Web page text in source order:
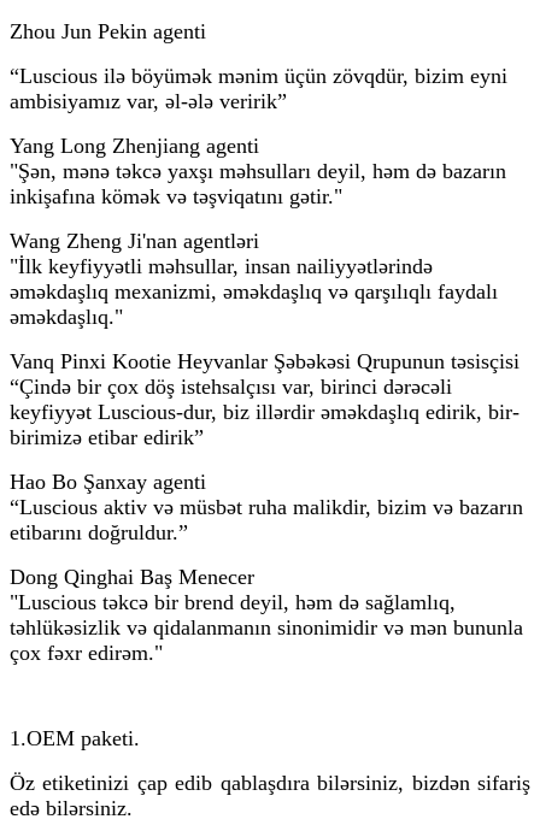
Zhou Jun Pekin agenti
“Luscious ilə böyümək mənim üçün zövqdür, bizim eyni
ambisiyamız var, əl-ələ veririk”
Yang Long Zhenjiang agenti
"Şən, mənə təkcə yaxşı məhsulları deyil, həm də bazarın
inkişafına kömək və təşviqatını gətir."
Wang Zheng Ji'nan agentləri
"İlk keyfiyyətli məhsullar, insan nailiyyətlərində
əməkdaşlıq mexanizmi, əməkdaşlıq və qarşılıqlı faydalı
əməkdaşlıq."
Vanq Pinxi Kootie Heyvanlar Şəbəkəsi Qrupunun təsisçisi
“Çində bir çox döş istehsalçısı var, birinci dərəcəli
keyfiyyət Luscious-dur, biz illərdir əməkdaşlıq edirik, bir-
birimizə etibar edirik”
Hao Bo Şanxay agenti
“Luscious aktiv və müsbət ruha malikdir, bizim və bazarın
etibarını doğruldur.”
Dong Qinghai Baş Menecer
"Luscious təkcə bir brend deyil, həm də sağlamlıq,
təhlükəsizlik və qidalanmanın sinonimidir və mən bununla
çox fəxr edirəm."
1.OEM paketi.
Öz etiketinizi çap edib qablaşdıra bilərsiniz, bizdən sifariş
edə bilərsiniz.